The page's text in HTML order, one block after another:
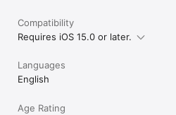
Compatibility
Requires iOS 15.0 or later.
Languages
English
Age Rating